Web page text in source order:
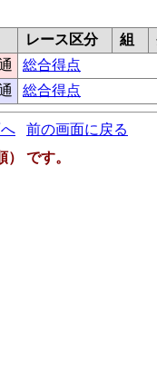
レース区分 組
総合得点
総合得点
前の画面に戻る
です。